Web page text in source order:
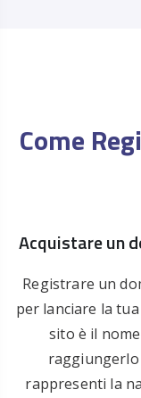
Come
Acquistare un
Registrare un
per lanciare la
sito è il
raggiungerlo
rappresenti la